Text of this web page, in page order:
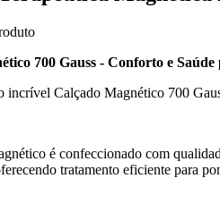
700 Gauss - Conforto e Saúde
incrível Calçado Magnético 700
é confeccionado com
tratamento eficiente para